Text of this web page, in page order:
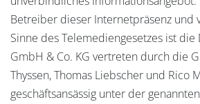
Betreiber dieser Internetpräsenz und
Sinne des Telemediengesetzes ist
GmbH & Co. KG vertreten durch die
Thyssen, Thomas Liebscher und Rico
geschäftsansässig unter der